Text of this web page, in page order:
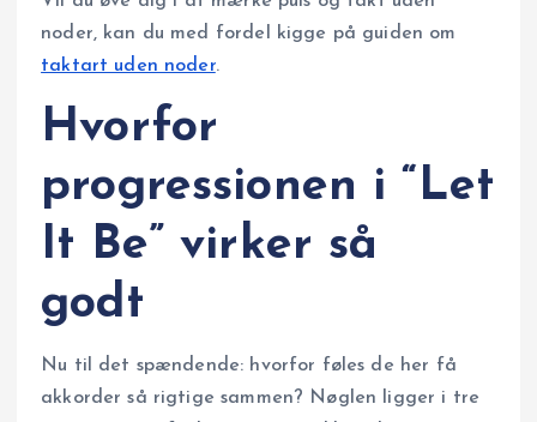
noder, kan du med fordel kigge på guiden om
taktart uden noder.
Hvorfor
progressionen i “Let
It Be” virker så
godt
Nu til det spændende: hvorfor føles de her få
akkorder så rigtige sammen? Nøglen ligger i tre